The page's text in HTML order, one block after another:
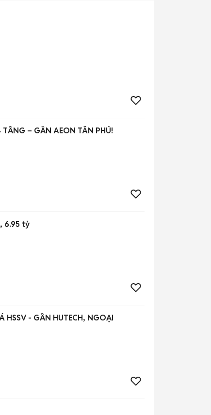
– GẦN AEON TÂN PHÚ!
6.95 tỷ
HSSV - GẦN HUTECH, NGOẠI